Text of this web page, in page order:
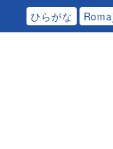
ひらがな